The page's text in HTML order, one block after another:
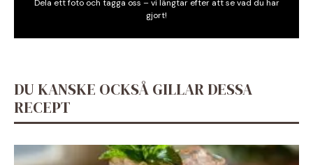
Dela ett foto och tagga oss – vi längtar efter att se vad du har
gjort!
DU KANSKE OCKSÅ GILLAR DESSA
RECEPT